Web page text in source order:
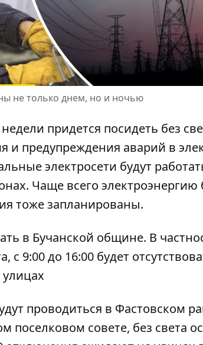
не только днем, но и ночью
придется посидеть без
и предупреждения аварий в
электросети будут
Чаще всего электроэнергию
тоже запланированы.
в Бучанской общине. В
, с 9:00 до 16:00 будет
проводиться в Фастовском
поселковом совете, без света